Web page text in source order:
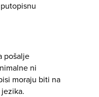
pošalje
ni
moraju biti na